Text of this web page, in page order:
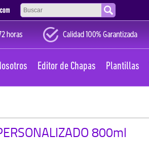
Editor de Chapas Plantillas
800ml